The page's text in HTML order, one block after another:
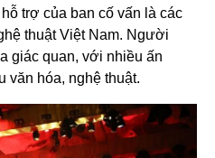
trợ của ban cố vấn là các
thuật Việt Nam. Người
giác quan, với nhiều ấn
văn hóa, nghệ thuật.